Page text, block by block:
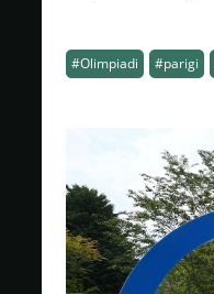
#Olimpiadi #parigi